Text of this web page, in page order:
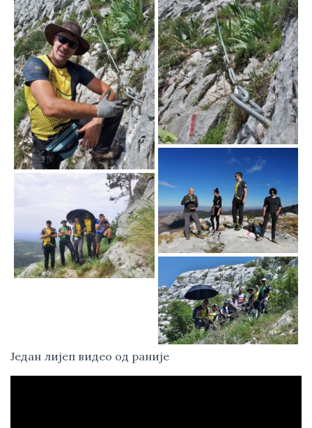
Један лијеп видео од раније